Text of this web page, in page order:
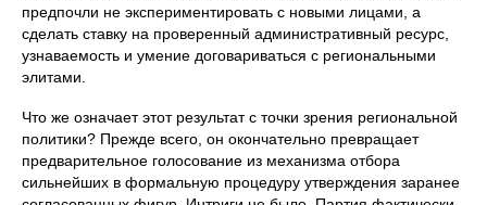
предпочли не экспериментировать с новыми лицами, а
сделать ставку на проверенный административный ресурс,
узнаваемость и умение договариваться с региональными
элитами.
Что же означает этот результат с точки зрения региональной
политики? Прежде всего, он окончательно превращает
предварительное голосование из механизма отбора
сильнейших в формальную процедуру утверждения заранее